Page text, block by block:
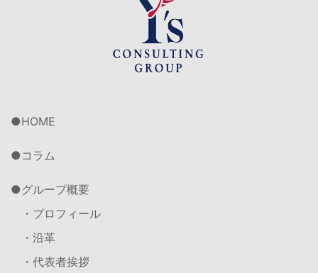
HOME
コラム
グループ概要
・プロフィール
・沿革
・代表者挨拶